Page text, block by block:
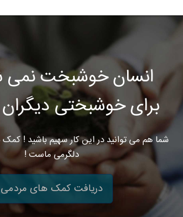
انسان خوشبخت نمی
برای خوشبختی
شما هم می توانید در این کار سهیم باشید !
دلگرمی ماست !
دریافت کمک های مردمی